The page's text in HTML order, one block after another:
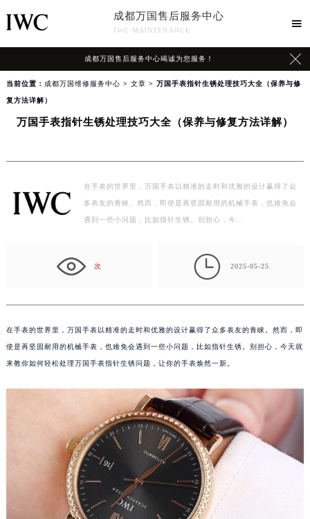
成都万国售后服务中心
IWC MAINTENANCE

成都万国售后服务中心竭诚为您服务！ 
当前位置： 成都万国维修服务中心 > 文章 > 万国手表指针生锈处理技巧大全（保养与修
复方法详解）
万国手表指针生锈处理技巧大全（保养与修复方法详解）
在手表的世界里，万国手表以精准的走时和优雅的设计赢得了众
多表友的青睐。然而，即使是再坚固耐用的机械手表，也难免会
遇到一些小问题，比如指针生锈。别担心，今…
次  2025-05-25
在手表的世界里，万国手表以精准的走时和优雅的设计赢得了众多表友的青睐。然而，即
使是再坚固耐用的机械手表，也难免会遇到一些小问题，比如指针生锈。别担心，今天就
来教你如何轻松处理万国手表指针生锈问题，让你的手表焕然一新。